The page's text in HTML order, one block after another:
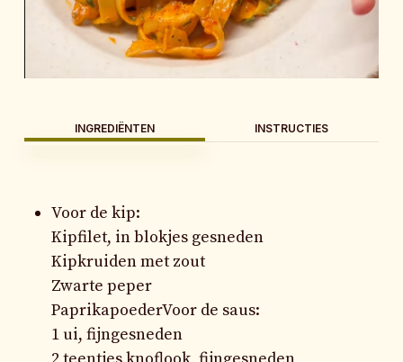
INGREDIËNTEN INSTRUCTIES
Voor de kip:
Kipfilet, in blokjes gesneden
Kipkruiden met zout
Zwarte peper
PaprikapoederVoor de saus:
1 ui, fijngesneden